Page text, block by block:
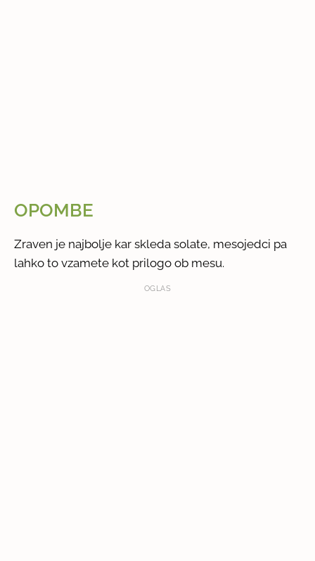
OPOMBE
Zraven je najbolje kar skleda solate, mesojedci pa
lahko to vzamete kot prilogo ob mesu.
OGLAS